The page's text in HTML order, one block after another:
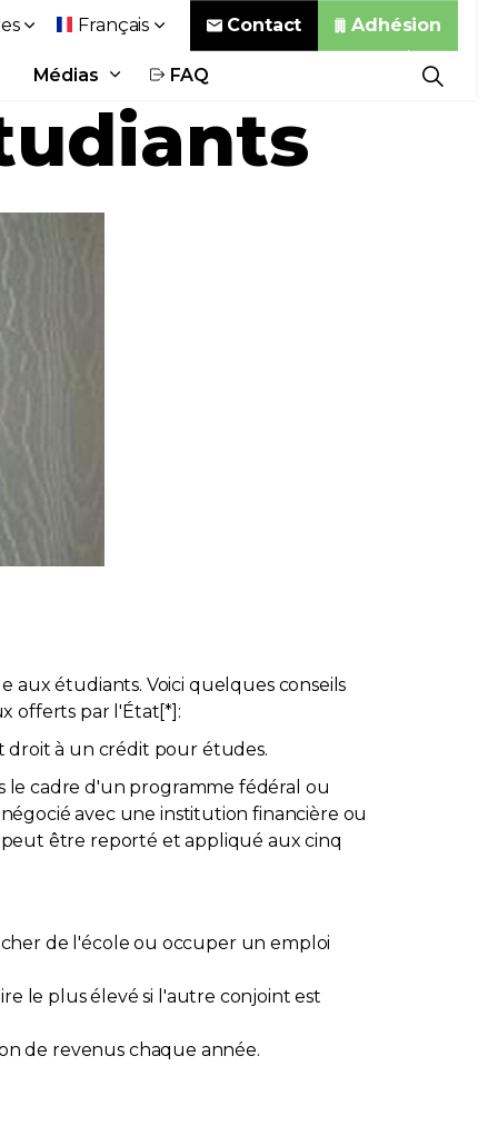
Médias FAQ
Français Contact Adhésion
étudiants. Voici quelques conseils
offerts par l'État[*]:
droit à un crédit pour études.
le cadre d'un programme fédéral ou
avec une institution financière ou
peut être reporté et appliqué aux cinq
de l'école ou occuper un emploi
le plus élevé si l'autre conjoint est
de revenus chaque année.